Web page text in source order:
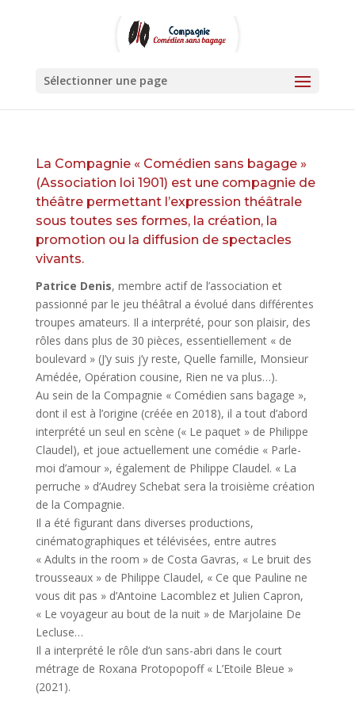
Sélectionner une page
La Compagnie « Comédien sans bagage »
(Association loi 1901) est une compagnie de
théâtre permettant l’expression théâtrale
sous toutes ses formes, la création, la
promotion ou la diffusion de spectacles
vivants.
Patrice Denis, membre actif de l’association et
passionné par le jeu théâtral a évolué dans différentes
troupes amateurs. Il a interprété, pour son plaisir, des
rôles dans plus de 30 pièces, essentiellement « de
boulevard » (J’y suis j’y reste, Quelle famille, Monsieur
Amédée, Opération cousine, Rien ne va plus…).
Au sein de la Compagnie « Comédien sans bagage »,
dont il est à l’origine (créée en 2018), il a tout d’abord
interprété un seul en scène (« Le paquet » de Philippe
Claudel), et joue actuellement une comédie « Parle-
moi d’amour », également de Philippe Claudel. « La
perruche » d’Audrey Schebat sera la troisième création
de la Compagnie.
Il a été figurant dans diverses productions,
cinématographiques et télévisées, entre autres
« Adults in the room » de Costa Gavras, « Le bruit des
trousseaux » de Philippe Claudel, « Ce que Pauline ne
vous dit pas » d’Antoine Lacomblez et Julien Capron,
« Le voyageur au bout de la nuit » de Marjolaine De
Lecluse…
Il a interprété le rôle d’un sans-abri dans le court
métrage de Roxana Protopopoff « L’Etoile Bleue »
(2021).